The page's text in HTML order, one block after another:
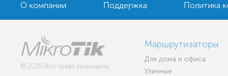
О компании Поддержка Политика
© 2026 Все права защищены.
Маршрутизаторы
Для дома и офиса
Уличные